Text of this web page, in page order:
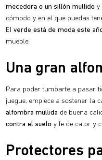
mecedora o un sillón mullido y
cómodo y en el que puedas
El verde está de moda este
mueble.
Una gran
Para poder tumbarte a pasar
juegue, empiece a sostener la
alfombra mullida de buena
contra el suelo y le de calor y
Protectores